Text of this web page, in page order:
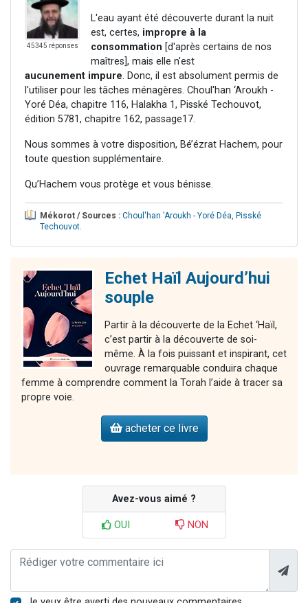
45345 réponses
L'eau ayant été découverte durant la nuit
est, certes, impropre à la
consommation [d'après certains de nos
maîtres], mais elle n'est
aucunement impure. Donc, il est absolument permis de
l'utiliser pour les tâches ménagères. Choul'han ‘Aroukh -
Yoré Déa, chapitre 116, Halakha 1, Pisské Techouvot,
édition 5781, chapitre 162, passage17.
Nous sommes à votre disposition, Bé’ézrat Hachem, pour
toute question supplémentaire.
Qu’Hachem vous protège et vous bénisse.
Mékorot / Sources : Choul'han 'Aroukh - Yoré Déa, Pisské
Techouvot.
Echet Haïl Aujourd’hui
souple
Partir à la découverte de la Echet ‘Haïl,
c’est partir à la découverte de soi-
même. À la fois puissant et inspirant, cet
ouvrage remarquable conduira chaque
femme à comprendre comment la Torah l’aide à tracer sa
propre voie.
acheter ce livre
Avez-vous aimé ?
OUI NON